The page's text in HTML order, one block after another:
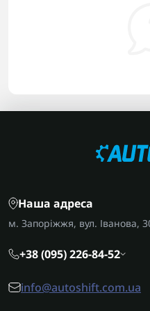
Наша адреса
м. Запоріжжя, вул. Іванова,
+38 (095) 226-84-52
info@autoshift.com.ua